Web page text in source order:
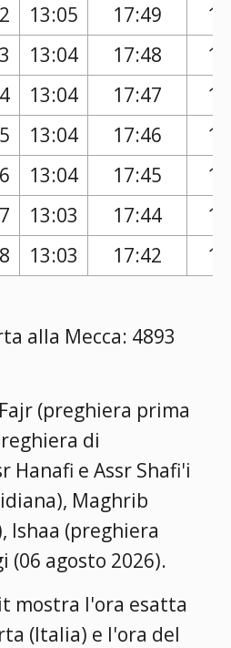
13:05 17:49
13:04 17:48
13:04 17:47
13:04 17:46
13:04 17:45
13:03 17:44
13:03 17:42
alla Mecca: 4893
(preghiera prima
di
Hanafi e Assr Shafi'i
Maghrib
Ishaa (preghiera
agosto 2026).
mostra l'ora esatta
(Italia) e l'ora del